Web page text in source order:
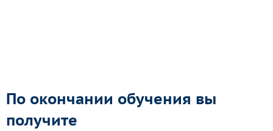
По окончании обучения вы
получите